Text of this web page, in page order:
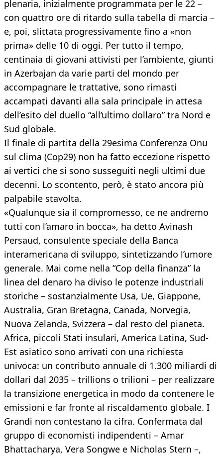
plenaria, inizialmente programmata per le 22 –
con quattro ore di ritardo sulla tabella di marcia –
e, poi, slittata progressivamente fino a «non
prima» delle 10 di oggi. Per tutto il tempo,
centinaia di giovani attivisti per l’ambiente, giunti
in Azerbajan da varie parti del mondo per
accompagnare le trattative, sono rimasti
accampati davanti alla sala principale in attesa
dell’esito del duello “all’ultimo dollaro” tra Nord e
Sud globale.
Il finale di partita della 29esima Conferenza Onu
sul clima (Cop29) non ha fatto eccezione rispetto
ai vertici che si sono susseguiti negli ultimi due
decenni. Lo scontento, però, è stato ancora più
palpabile stavolta.
«Qualunque sia il compromesso, ce ne andremo
tutti con l’amaro in bocca», ha detto Avinash
Persaud, consulente speciale della Banca
interamericana di sviluppo, sintetizzando l’umore
generale. Mai come nella “Cop della finanza” la
linea del denaro ha diviso le potenze industriali
storiche – sostanzialmente Usa, Ue, Giappone,
Australia, Gran Bretagna, Canada, Norvegia,
Nuova Zelanda, Svizzera – dal resto del pianeta.
Africa, piccoli Stati insulari, America Latina, Sud-
Est asiatico sono arrivati con una richiesta
univoca: un contributo annuale di 1.300 miliardi di
dollari dal 2035 – trillions o trilioni – per realizzare
la transizione energetica in modo da contenere le
emissioni e far fronte al riscaldamento globale. I
Grandi non contestano la cifra. Confermata dal
gruppo di economisti indipendenti – Amar
Bhattacharya, Vera Songwe e Nicholas Stern –,